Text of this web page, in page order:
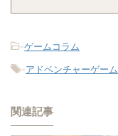
-ゲームコラム
-アドベンチャーゲーム
関連記事